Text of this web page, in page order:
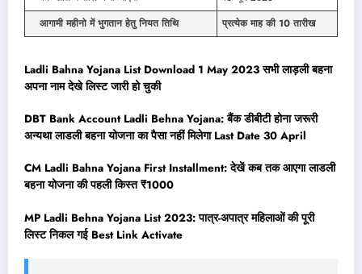
आगामी महीनो में भुगतान हेतु नियत तिथि
प्रत्येक माह की 10 तारीख
Ladli Bahna Yojana List Download 1 May 2023 सभी लाड़ली बहना
अपना नाम देखे लिस्ट जारी हो चुकी
DBT Bank Account Ladli Behna Yojana: बैंक डीबीटी होना जरूरी
अन्यथा लाडली बहना योजना का पैसा नहीं मिलेगा Last Date 30 April
CM Ladli Bahna Yojana First Installment: देखें कब तक आएगा लाडली
बहना योजना की पहली किस्त ₹1000
MP Ladli Behna Yojana List 2023: पात्र-अपात्र महिलाओं की पूरी
लिस्ट निकल गई Best Link Activate